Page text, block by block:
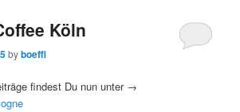
Köln
byboeffi
findest Du nun unter →